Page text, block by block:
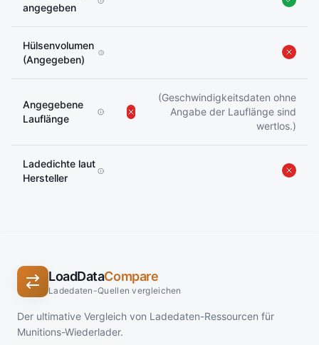
angegeben
Hülsenvolumen
(Angegeben)
Angegebene
Lauflänge
(Geschwindigkeitsdaten ohne
Angabe der Lauflänge sind
wertlos.)
Ladedichte laut
Hersteller
LoadDataCompare
Ladedaten-Quellen vergleichen
Der ultimative Vergleich von Ladedaten-Ressourcen für
Munitions-Wiederlader.